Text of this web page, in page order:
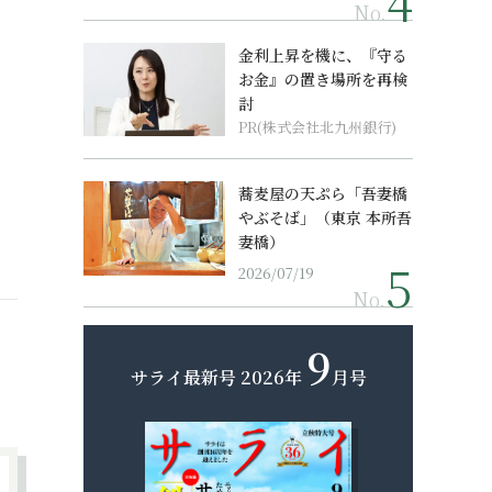
No.
金利上昇を機に、『守る
お金』の置き場所を再検
討
PR(株式会社北九州銀行)
蕎麦屋の天ぷら「吾妻橋
やぶそば」（東京 本所吾
妻橋）
2026/07/19
No.
サライ最新号 2026年 9月号